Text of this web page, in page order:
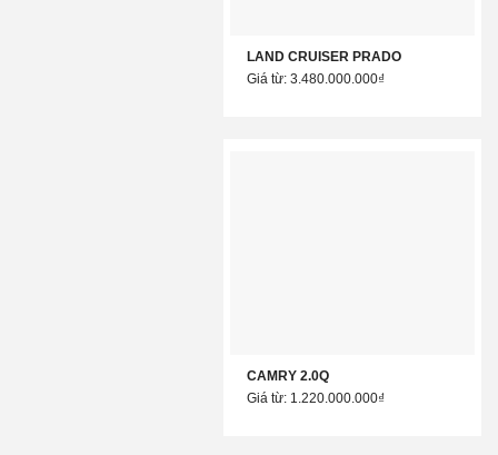
LAND CRUISER PRADO
Giá từ: 3.480.000.000₫
CAMRY 2.0Q
Giá từ: 1.220.000.000₫